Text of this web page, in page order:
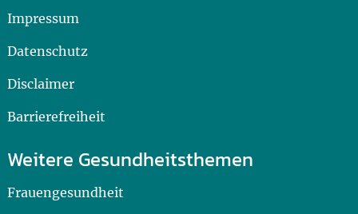
Impressum
Datenschutz
Disclaimer
Barrierefreiheit
Weitere Gesundheitsthemen
Frauengesundheit